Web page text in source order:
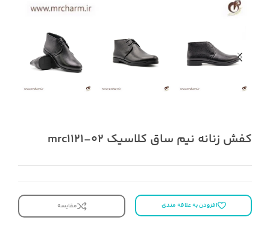
کفش زنانه نیم ساق کلاسیک mrc1121-02
افزودن به علاقه مندی مقایسه